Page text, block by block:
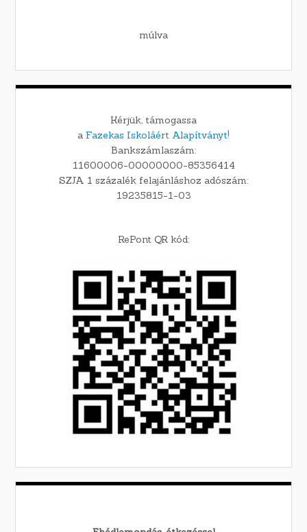
múlva
Kérjük, támogassa
a Fazekas Iskoláért Alapítványt!
Bankszámlaszám:
11600006-00000000-85356414
SZJA 1 százalék felajánláshoz adószám:
19235815-1-03
RePont QR kód: